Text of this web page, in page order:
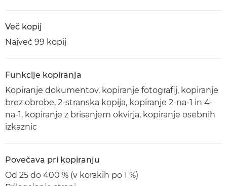
Več kopij
Največ 99 kopij
Funkcije kopiranja
Kopiranje dokumentov, kopiranje fotografij, kopiranje
brez obrobe, 2-stranska kopija, kopiranje 2-na-1 in 4-
na-1, kopiranje z brisanjem okvirja, kopiranje osebnih
izkaznic
Povečava pri kopiranju
Od 25 do 400 % (v korakih po 1 %)